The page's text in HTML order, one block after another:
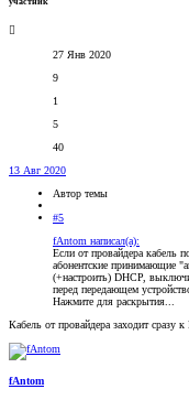
27 Янв 2020
9
1
5
40
13 Авг 2020
Автор темы
#5
fAntom написал(а):
Если от провайдера кабель
абонентские принимающие
(+настроить) DHCP,
перед передающем
Нажмите для раскрытия...
Кабель от провайдера заходит сразу
fAntom